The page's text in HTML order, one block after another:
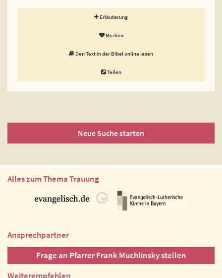
Erläuterung
Merken
Den Text in der Bibel online lesen
Teilen
Neue Suche starten
Alles zum Thema Trauung
Ansprechpartner
Frage an Pfarrer Frank Muchlinsky stellen
Weiterempfehlen